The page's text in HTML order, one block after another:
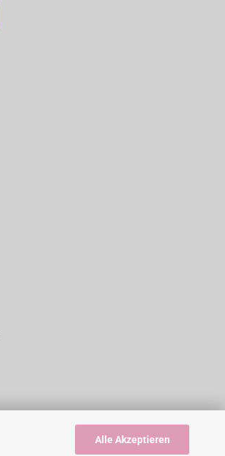
Alle Akzeptieren